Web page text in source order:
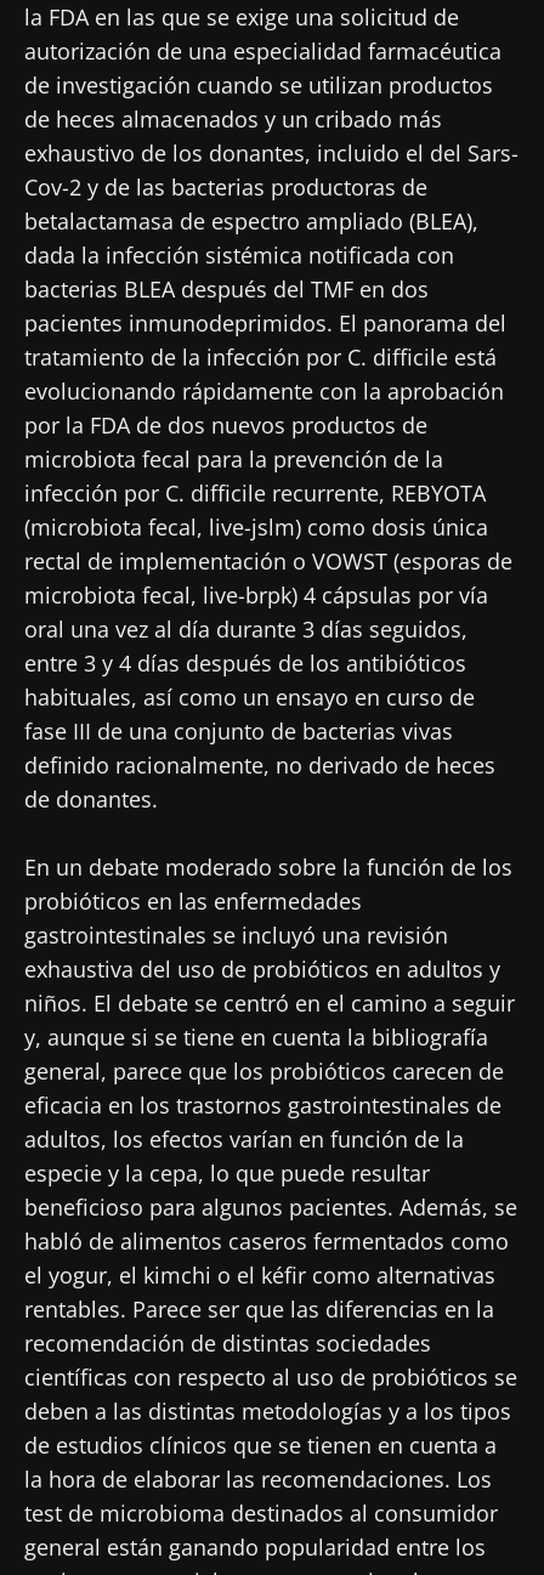
la FDA en las que se exige una solicitud de
autorización de una especialidad farmacéutica
de investigación cuando se utilizan productos
de heces almacenados y un cribado más
exhaustivo de los donantes, incluido el del Sars-
Cov-2 y de las bacterias productoras de
betalactamasa de espectro ampliado (BLEA),
dada la infección sistémica notificada con
bacterias BLEA después del TMF en dos
pacientes inmunodeprimidos. El panorama del
tratamiento de la infección por C. difficile está
evolucionando rápidamente con la aprobación
por la FDA de dos nuevos productos de
microbiota fecal para la prevención de la
infección por C. difficile recurrente, REBYOTA
(microbiota fecal, live-jslm) como dosis única
rectal de implementación o VOWST (esporas de
microbiota fecal, live-brpk) 4 cápsulas por vía
oral una vez al día durante 3 días seguidos,
entre 3 y 4 días después de los antibióticos
habituales, así como un ensayo en curso de
fase III de una conjunto de bacterias vivas
definido racionalmente, no derivado de heces
de donantes.
En un debate moderado sobre la función de los
probióticos en las enfermedades
gastrointestinales se incluyó una revisión
exhaustiva del uso de probióticos en adultos y
niños. El debate se centró en el camino a seguir
y, aunque si se tiene en cuenta la bibliografía
general, parece que los probióticos carecen de
eficacia en los trastornos gastrointestinales de
adultos, los efectos varían en función de la
especie y la cepa, lo que puede resultar
beneficioso para algunos pacientes. Además, se
habló de alimentos caseros fermentados como
el yogur, el kimchi o el kéfir como alternativas
rentables. Parece ser que las diferencias en la
recomendación de distintas sociedades
científicas con respecto al uso de probióticos se
deben a las distintas metodologías y a los tipos
de estudios clínicos que se tienen en cuenta a
la hora de elaborar las recomendaciones. Los
test de microbioma destinados al consumidor
general están ganando popularidad entre los